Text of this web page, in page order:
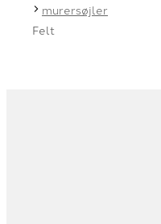
murersøjler
Felt